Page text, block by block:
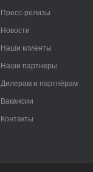
Пресс-релизы
Новости
Наши клиенты
Наши партнеры
Дилерам и партнёрам
Вакансии
Контакты